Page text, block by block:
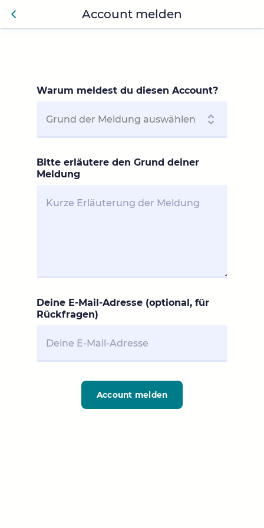
Zurü
Account melden
Warum meldest du diesen Account?
Bitte erläutere den Grund deiner
Meldung
Deine E-Mail-Adresse (optional, für
Rückfragen)
Account melden